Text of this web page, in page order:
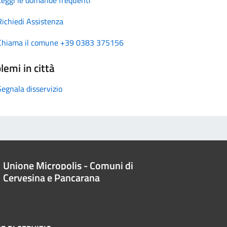
Assistenza
il comune +39 0383 375156
in città
disservizio
Unione Micropolis - Comuni di
Cervesina e Pancarana